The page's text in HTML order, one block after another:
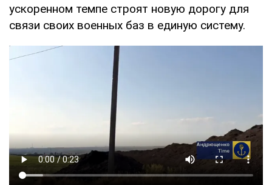
ускоренном темпе строят новую дорогу для
связи своих военных баз в единую систему.